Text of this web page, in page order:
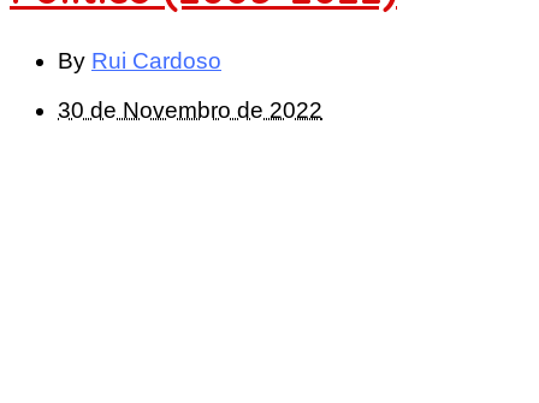
By Rui Cardoso
30 de Novembro de 2022